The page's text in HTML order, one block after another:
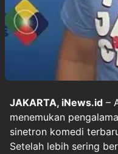
JAKARTA, iNews.id –
menemukan
sinetron komedi
Setelah lebih sering